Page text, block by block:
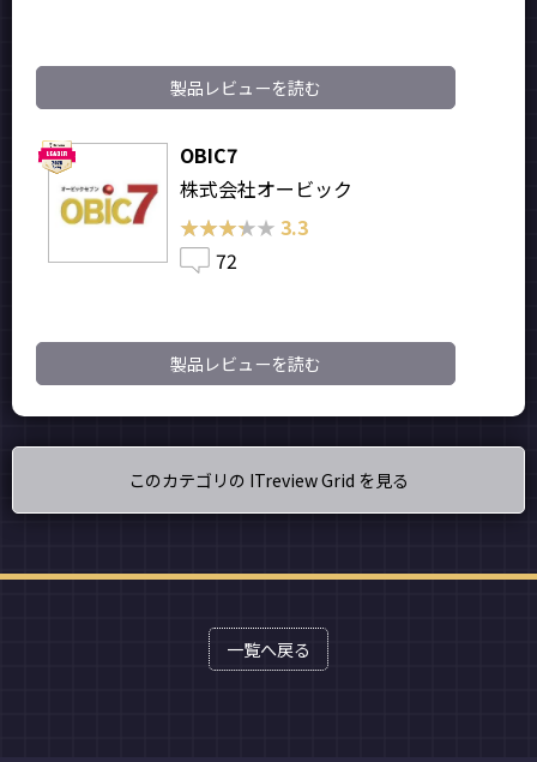
製品レビューを読む
OBIC7
株式会社オービック
★★★★★
★★★★★ 3.3
72
製品レビューを読む
このカテゴリの ITreview Grid を見る
一覧へ戻る